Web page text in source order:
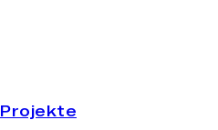
Projekte